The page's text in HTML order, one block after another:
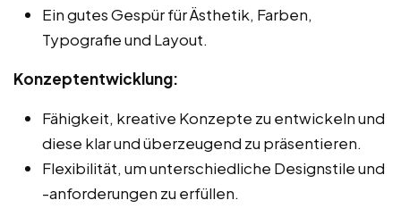
Ein gutes Gespür für Ästhetik, Farben,
Typografie und Layout.
Konzeptentwicklung:
Fähigkeit, kreative Konzepte zu entwickeln und
diese klar und überzeugend zu präsentieren.
Flexibilität, um unterschiedliche Designstile und
-anforderungen zu erfüllen.